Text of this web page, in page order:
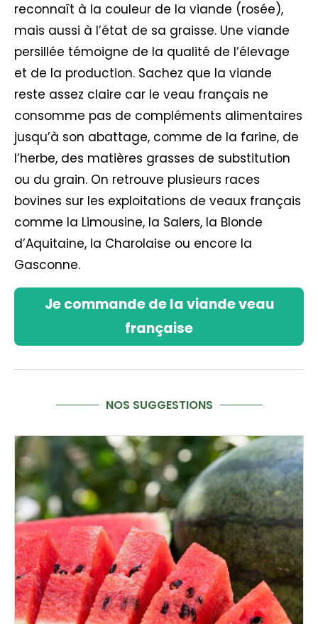
reconnaît à la couleur de la viande (rosée),
mais aussi à l’état de sa graisse. Une viande
persillée témoigne de la qualité de l’élevage
et de la production. Sachez que la viande
reste assez claire car le veau français ne
consomme pas de compléments alimentaires
jusqu’à son abattage, comme de la farine, de
l’herbe, des matières grasses de substitution
ou du grain. On retrouve plusieurs races
bovines sur les exploitations de veaux français
comme la Limousine, la Salers, la Blonde
d’Aquitaine, la Charolaise ou encore la
Gasconne.
Je commande de la viande veau
française
NOS SUGGESTIONS